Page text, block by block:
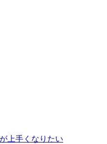
上手くなりたい